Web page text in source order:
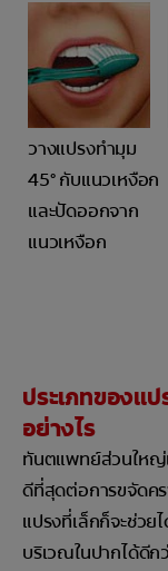
วางแปรงทำมุม
45° กับแนวเหงือก
และปัดออกจาก
แนวเหงือก
ประเภทของแ
อย่างไร
ทันตแพทย์ส่วนใหญ่
ดีที่สุดต่อการขจัดค
แปรงที่เล็กก็จะช่วย
บริเวณในปากได้ดีก